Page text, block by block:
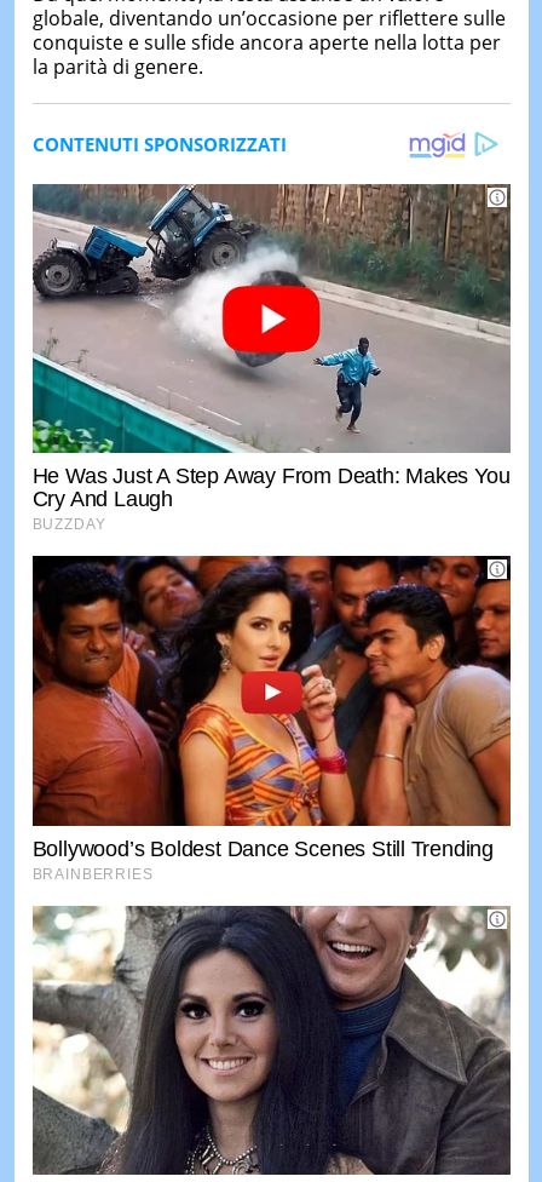
globale, diventando un’occasione per riflettere sulle
conquiste e sulle sfide ancora aperte nella lotta per
la parità di genere.